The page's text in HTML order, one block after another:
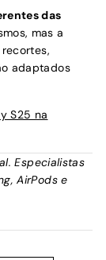
das
mas a
adaptados
S25 na
Especialistas
AirPods e